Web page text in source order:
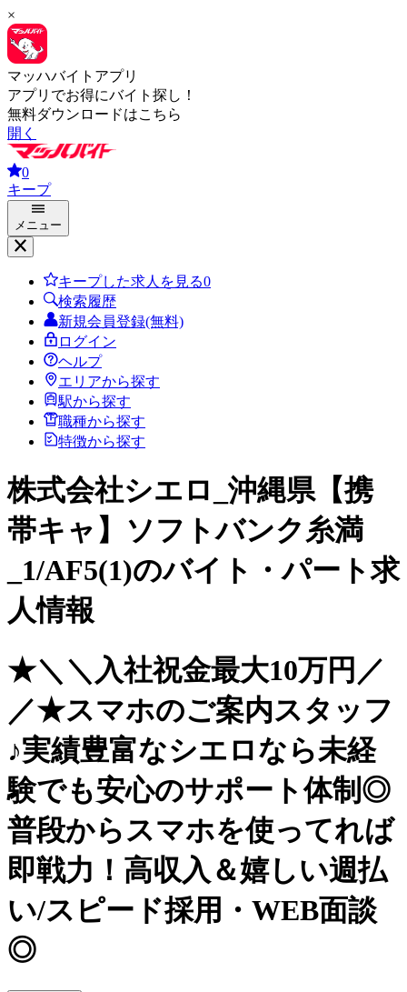
×
マッハバイトアプリ
アプリでお得にバイト探し！
無料ダウンロードはこちら
開く
0
キープ
メニュー
キープした求人を見る0
検索履歴
新規会員登録(無料)
ログイン
ヘルプ
エリアから探す
駅から探す
職種から探す
特徴から探す
株式会社シエロ_沖縄県【携
帯キャ】ソフトバンク糸満
_1/AF5(1)のバイト・パート求
人情報
★＼＼入社祝金最大10万円／
／★スマホのご案内スタッフ
♪実績豊富なシエロなら未経
験でも安心のサポート体制◎
普段からスマホを使ってれば
即戦力！高収入＆嬉しい週払
い/スピード採用・WEB面談
◎